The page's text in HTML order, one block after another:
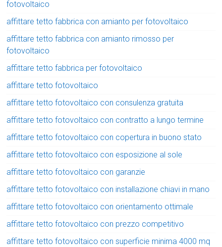
fotovoltaico
affittare tetto fabbrica con amianto per fotovoltaico
affittare tetto fabbrica con amianto rimosso per
fotovoltaico
affittare tetto fabbrica per fotovoltaico
affittare tetto fotovoltaico
affittare tetto fotovoltaico con consulenza gratuita
affittare tetto fotovoltaico con contratto a lungo termine
affittare tetto fotovoltaico con copertura in buono stato
affittare tetto fotovoltaico con esposizione al sole
affittare tetto fotovoltaico con garanzie
affittare tetto fotovoltaico con installazione chiavi in mano
affittare tetto fotovoltaico con orientamento ottimale
affittare tetto fotovoltaico con prezzo competitivo
affittare tetto fotovoltaico con superficie minima 4000 mq